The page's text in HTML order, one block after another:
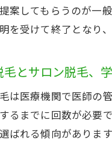
案してもらうのが一
を受けて終了となり
毛とサロン脱毛、
は医療機関で医師の
るまでに回数が必要
ばれる傾向がありま